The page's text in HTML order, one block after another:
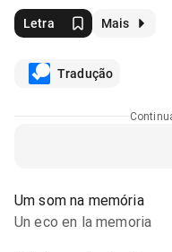
Letra Mais
Tradução
Um som na memória
Un eco en la memoria